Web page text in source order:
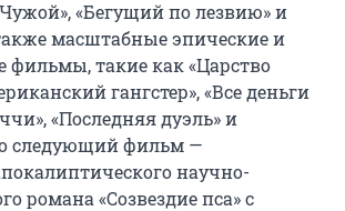
«Бегущий по лезвию» и
масштабные эпические и
фильмы, такие как «Царство
гангстер», «Все деньги
«Последняя дуэль» и
следующий фильм —
научно-
романа «Созвездие пса» с